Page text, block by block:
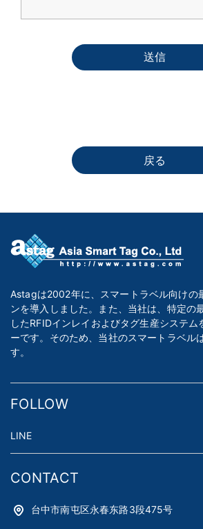
送信
戻る
Astagは2002年に、スマートラベル向けの
ンを導入しました。また、当社は、特定の
したRFIDインレイおよびタグ生産システム
ーです。そのため、当社のスマートラベル
す。
FOLLOW
LINE
CONTACT
台中市南屯区永春东路3段475号